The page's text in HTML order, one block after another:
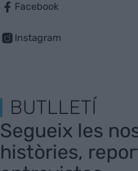
Facebook
Instagram
BUTLLETÍ
Segueix les
històries,